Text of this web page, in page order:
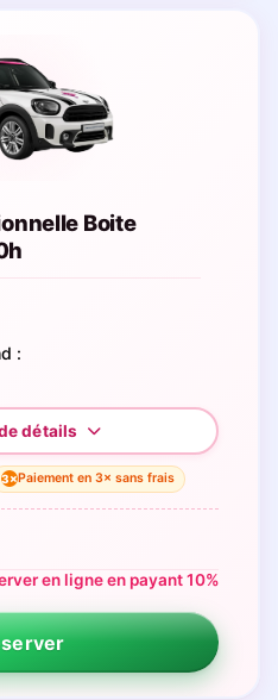
Boite
:
3×Paiement en 3× sans frais
en ligne en payant 10%